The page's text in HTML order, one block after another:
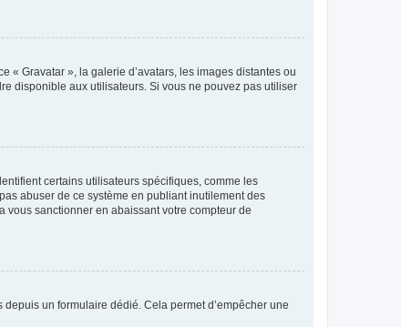
« Gravatar », la galerie d’avatars, les images distantes ou
disponible aux utilisateurs. Si vous ne pouvez pas utiliser
certains utilisateurs spécifiques, comme les
abuser de ce système en publiant inutilement des
vous sanctionner en abaissant votre compteur de
un formulaire dédié. Cela permet d’empêcher une